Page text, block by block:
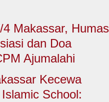
TNI & POLRI
CONTACT US
Makassar, Humas
dan Doa
Ajumalahi
Kecewa
School: